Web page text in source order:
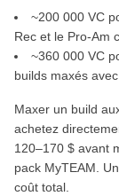
~200 000 VC
Rec et le Pro-Am
~360 000 VC
builds maxés
Maxer un build
achetez
120–170 $ avant
pack MyTEAM.
coût total.